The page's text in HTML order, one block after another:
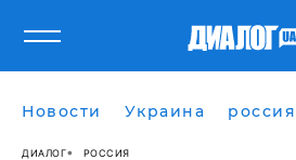
Новости Украина россия
ДИАЛОГ РОССИЯ